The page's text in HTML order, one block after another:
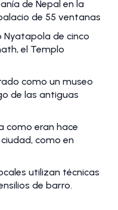
de Nepal en la
de 55 ventanas
Nyatapola de cinco
el Templo
como un museo
de las antiguas
como eran hace
como en
utilizan técnicas
de barro.